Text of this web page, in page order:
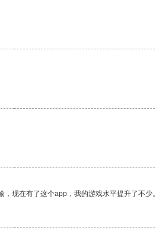
现在有了这个app，我的游戏水平提升了不少。